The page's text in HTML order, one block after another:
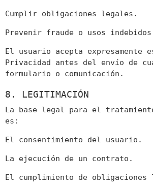
Cumplir obligaciones legales.
Prevenir fraude o usos
El usuario acepta expresamente
Privacidad antes del envío de
formulario o comunicación.
8. LEGITIMACIÓN
La base legal para el
es:
El consentimiento del usuario.
La ejecución de un contrato.
El cumplimiento de obligaciones